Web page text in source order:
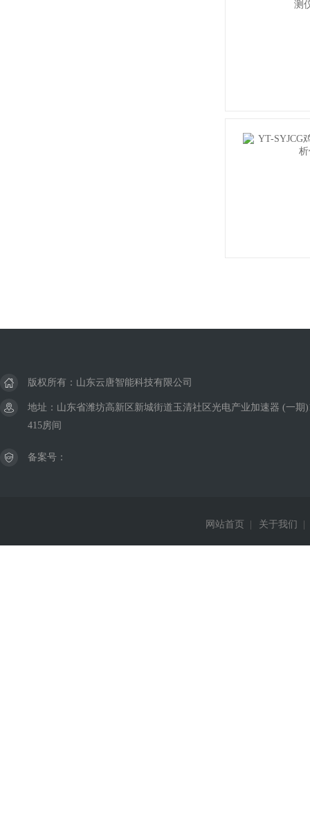
版权所有：山东云唐智能科技有限公司
地址：山东省潍坊高新区新城街道玉清社区光电产业加速器 (一期
415房间
备案号：
网站首页 关于我们